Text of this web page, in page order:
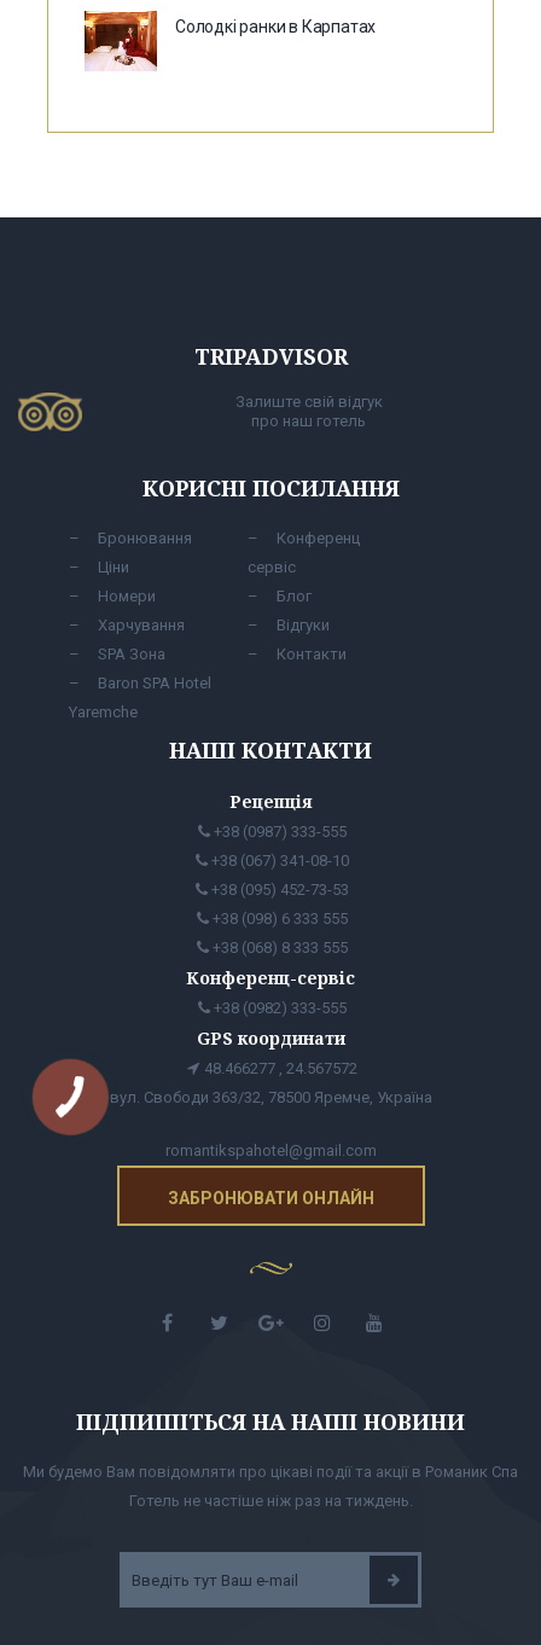
Солодкі ранки в Карпатах
TRIPADVISOR
Залиште свій відгук
про наш готель
КОРИСНІ ПОСИЛАННЯ
Бронювання
Ціни
Номери
Харчування
SPA Зона
Baron SPA Hotel
Yaremche
Конференц
сервіс
Блог
Відгуки
Контакти
НАШІ КОНТАКТИ
Рецепція
+38 (0987) 333-555
+38 (067) 341-08-10
+38 (095) 452-73-53
+38 (098) 6 333 555
+38 (068) 8 333 555
Конференц-сервіс
+38 (0982) 333-555
GPS координати
48.466277 , 24.567572
вул. Свободи 363/32, 78500 Яремче, Україна
romantikspahotel@gmail.com
ЗАБРОНЮВАТИ ОНЛАЙН
ПІДПИШІТЬСЯ НА НАШІ НОВИНИ
Ми будемо Вам повідомляти про цікаві події та акції в Романик Спа
Готель не частіше ніж раз на тиждень.